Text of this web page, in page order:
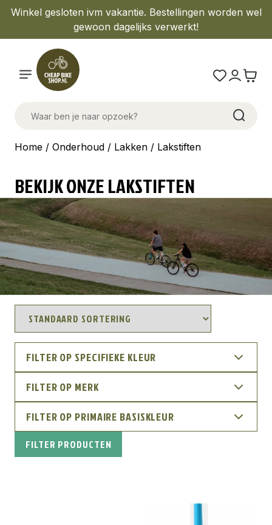
Winkel gesloten ivm vakantie. Bestellingen worden wel
gewoon dagelijks verwerkt!
Home / Onderhoud / Lakken / Lakstiften
BEKIJK ONZE LAKSTIFTEN
FILTER OP SPECIFIEKE KLEUR
FILTER OP MERK
FILTER OP PRIMAIRE BASISKLEUR
FILTER PRODUCTEN